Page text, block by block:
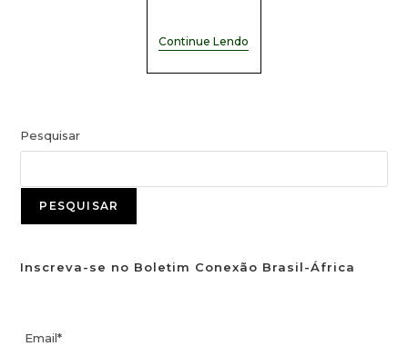
Continue Lendo
Pesquisar
PESQUISAR
Inscreva-se no Boletim Conexão Brasil-África
Email*